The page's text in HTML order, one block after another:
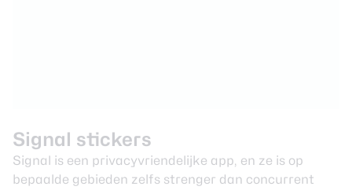
Signal stickers
Signal is een privacyvriendelijke app, en ze is op
bepaalde gebieden zelfs strenger dan concurrent